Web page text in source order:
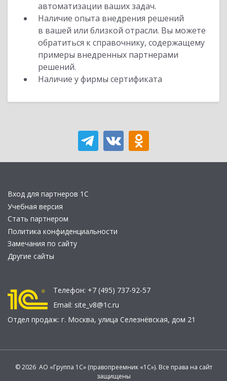
автоматизации ваших задач.
Наличие опыта внедрения решений
в вашей или близкой отрасли. Вы можете
обратиться к справочнику, содержащему
примеры внедренных партнерами
решений.
Наличие у фирмы сертификата
Вход для партнеров 1С
Учебная версия
Стать партнером
Политика конфиденциальности
Замечания по сайту
Другие сайты
Телефон: +7 (495) 737-92-57
Email: site_v8@1c.ru
Отдел продаж: г. Москва, улица Селезнёвская, дом 21
© 2026 АО «Группа 1С» (правопреемник «1С»). Все права на сайт
защищены